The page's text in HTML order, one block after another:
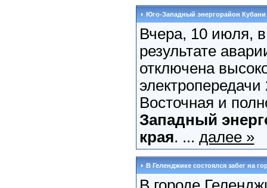
Юго-Западный энергорайон Кубани
Вчера, 10 июля,
результате
отключена
Восточная и
Западный
края. ... далее »
В Геленджике состоялся забег на